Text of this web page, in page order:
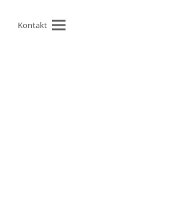
Kontakt